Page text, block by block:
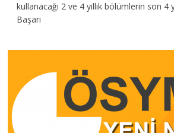
kullanacağı 2 ve 4 yıllık bölümlerin son 4
Başarı